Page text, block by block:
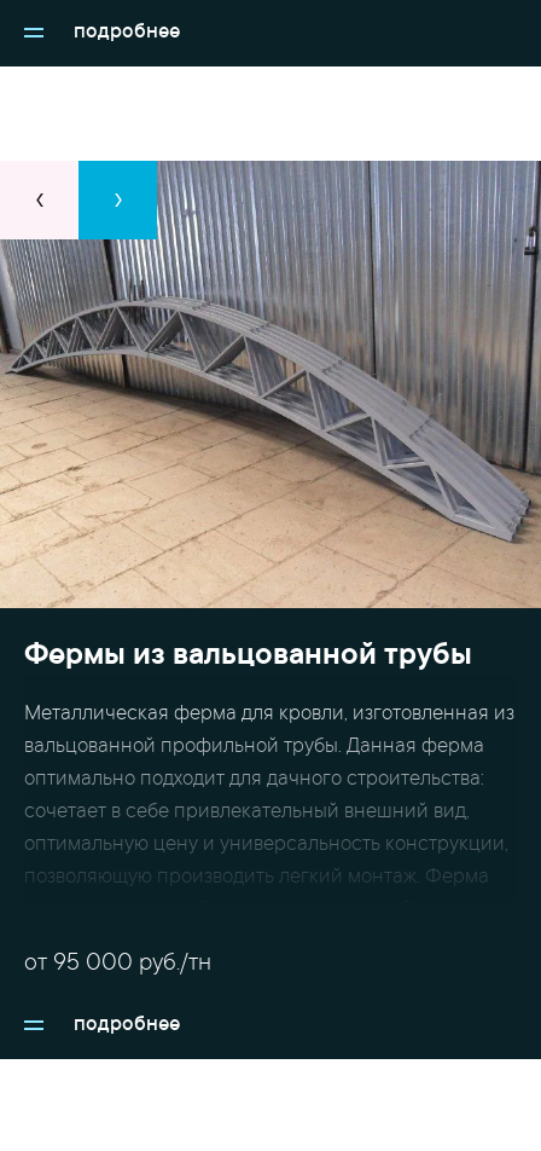
металлоконструкции.
подробнее
‹ ›
Фермы из вальцованной трубы
Металлическая ферма для кровли, изготовленная из
вальцованной профильной трубы. Данная ферма
оптимально подходит для дачного строительства:
сочетает в себе привлекательный внешний вид,
оптимальную цену и универсальность конструкции,
позволяющую производить легкий монтаж. Ферма
покрыта как пленкой, так и поликарбонатом.
Вальцованная труба придает ферме элегантность и
от 95 000 руб./тн
подробнее